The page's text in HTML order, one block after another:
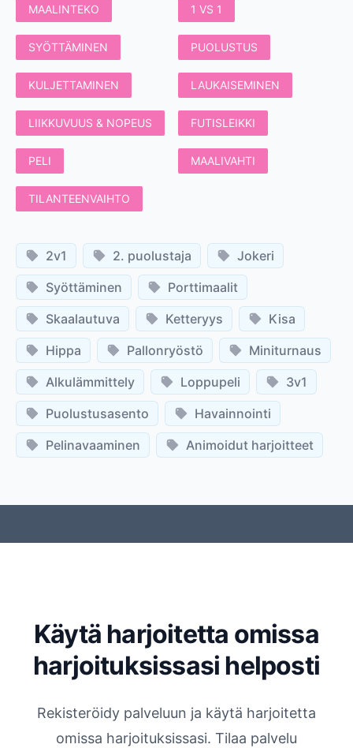
MAALINTEKO 1 VS 1
SYÖTTÄMINEN PUOLUSTUS
KULJETTAMINEN LAUKAISEMINEN
LIIKKUVUUS & NOPEUS FUTISLEIKKI
PELI MAALIVAHTI
TILANTEENVAIHTO
2v1 2. puolustaja
Jokeri
Syöttäminen
Porttimaalit
Skaalautuva
Ketteryys
Kisa
Hippa
Pallonryöstö
Miniturnaus
Alkulämmittely
Loppupeli
3v1
Puolustusasento
Havainnointi
Pelinavaaminen
Animoidut harjoitteet
Käytä harjoitetta omissa
harjoituksissasi helposti
Rekisteröidy palveluun ja käytä harjoitetta
omissa harjoituksissasi. Tilaa palvelu